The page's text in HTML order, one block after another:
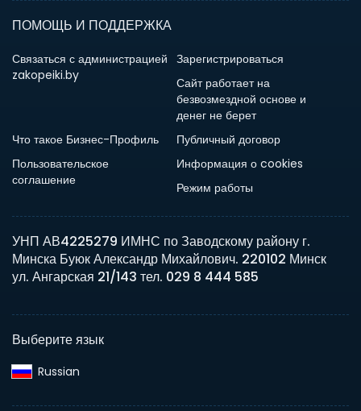
ПОМОЩЬ И ПОДДЕРЖКА
Связаться с администрацией
zakopeiki.by
Зарегистрироваться
Сайт работает на
безвозмездной основе и
денег не берет
Что такое Бизнес-Профиль
Публичный договор
Пользовательское
соглашение
Информация о cookies
Режим работы
УНП АВ4225279 ИМНС по Заводскому району г.
Минска Буюк Александр Михайлович. 220102 Минск
ул. Ангарская 21/143 тел. 029 8 444 585
Выберите язык
Russian‎